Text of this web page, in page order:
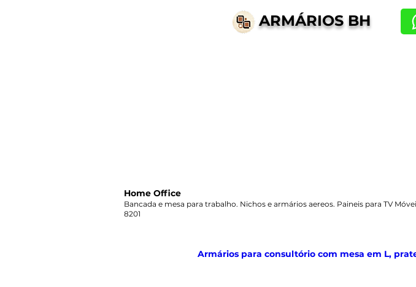
ARMÁRIOS BH
Home Office
Bancada e mesa para trabalho. Nichos e armários aereos. Paineis para TV
8201
Armários para consultório com mesa em L,